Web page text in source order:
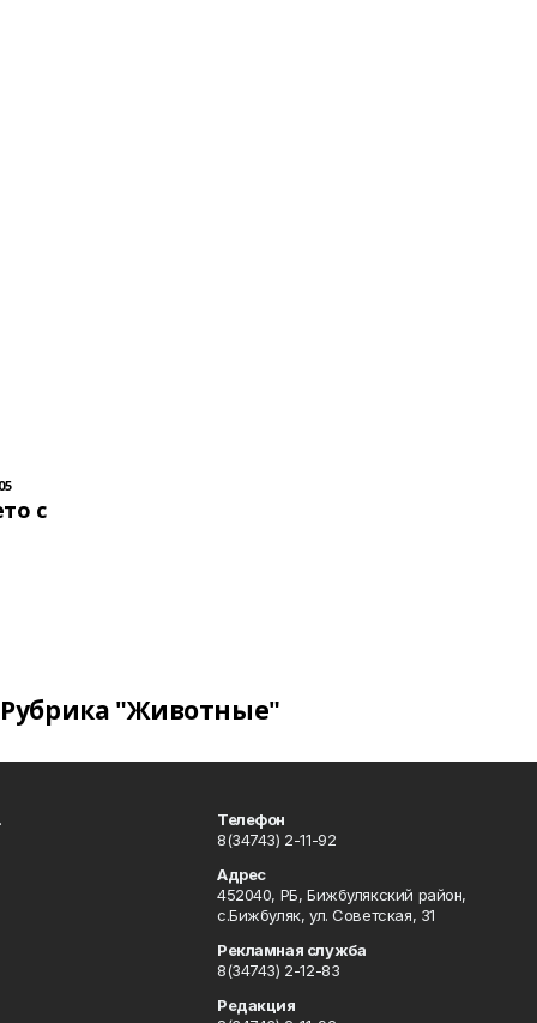
с
Рубрика "Животные"
Телефон
8(34743) 2-11-92
Адрес
452040, РБ, Бижбулякский район,
с.Бижбуляк, ул. Советская, 31
Рекламная служба
8(34743) 2-12-83
Редакция